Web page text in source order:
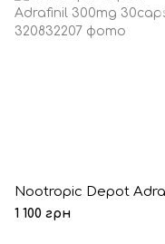
1 100 грн